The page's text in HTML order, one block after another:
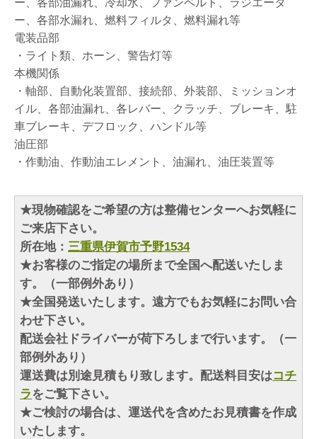
ー、各部油漏れ、冷却水、ファンベルト、ラジエータ
ー、各部水漏れ、燃料フィルタ、燃料漏れ等
電装品部
・ライト類、ホーン、警告灯等
本機関係
・軸部、自動化装置部、接続部、外装部、ミッションオ
イル、各部油漏れ、各レバー、クラッチ、ブレーキ、駐
車ブレーキ、デフロック、ハンドル等
油圧部
・作動油、作動油エレメント、油漏れ、油圧装置等
★現物確認をご希望の方は整備センターへお気軽に
ご来店下さい。
所在地： 三重県伊賀市予野1534
★お客様のご指定の場所まで全国へ配送いたしま
す。（一部例外あり）
★全国発送いたします。遠方でもお気軽にお問い合
わせ下さい。
配送会社ドライバーが荷下ろしまで行います。（一
部例外あり）
運送費は別途見積もり致します。配送料目安はコチ
ラをご覧下さい。
★ご検討の場合は、運送代を含めたお見積書を作成
いたします。